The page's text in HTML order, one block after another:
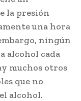
la presión
una hora
ningún
alcohol cada
muchos otros
que no
alcohol.